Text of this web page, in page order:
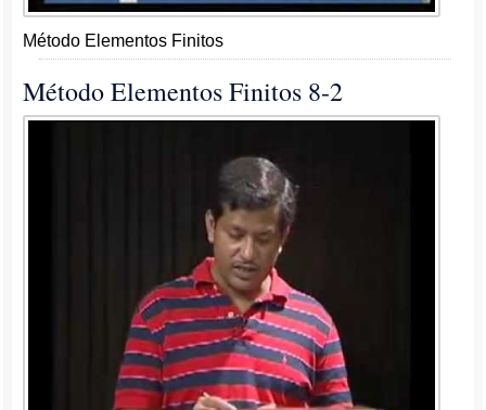
Método Elementos Finitos
Método Elementos Finitos 8-2